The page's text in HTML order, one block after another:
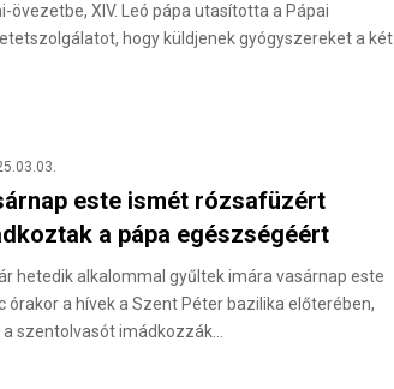
övezetbe, XIV. Leó pápa utasította a Pápai
hogy küldjenek gyógyszereket a két
este ismét rózsafüzért
a pápa egészségéért
hetedik alkalommal gyűltek imára vasárnap este
órakor a hívek a Szent Péter bazilika előterében,
a szentolvasót imádkozzák…